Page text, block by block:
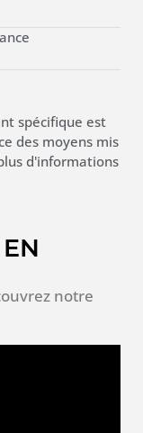
spécifique est
des moyens mis
d'informations
notre